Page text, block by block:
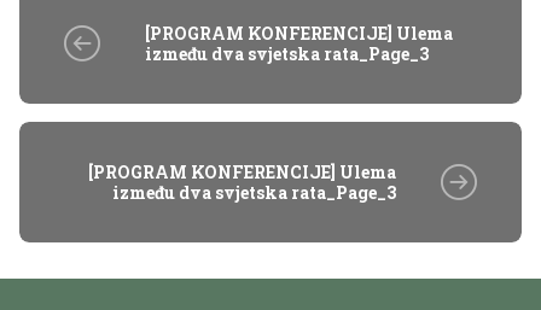
[PROGRAM KONFERENCIJE] Ulema
između dva svjetska rata_Page_3
[PROGRAM KONFERENCIJE] Ulema
između dva svjetska rata_Page_3